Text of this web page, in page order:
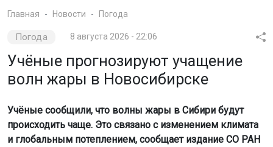
Главная Новости Погода
Погода 8 августа 2026 - 22:06
Учёные прогнозируют учащение
волн жары в Новосибирске
Учёные сообщили, что волны жары в Сибири будут
происходить чаще. Это связано с изменением климата
и глобальным потеплением, сообщает издание СО РАН